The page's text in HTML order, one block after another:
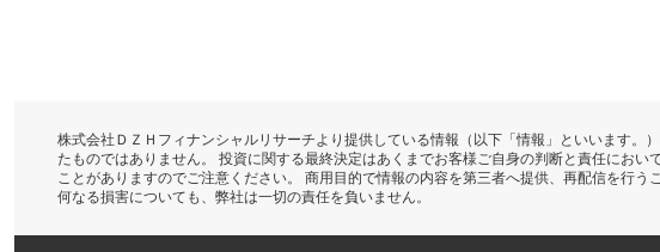
株式会社ＤＺＨフィナンシャルリサーチより提供している情報（以下「情報」といいます
たものではありません。 投資に関する最終決定はあくまでお客様ご自身の判断と責任にお
ことがありますのでご注意ください。 商用目的で情報の内容を第三者へ提供、再配信を行
何なる損害についても、弊社は一切の責任を負いません。